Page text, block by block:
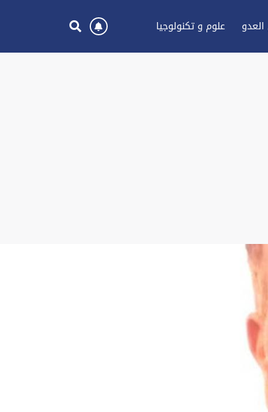
علوم و تكنولوجيا